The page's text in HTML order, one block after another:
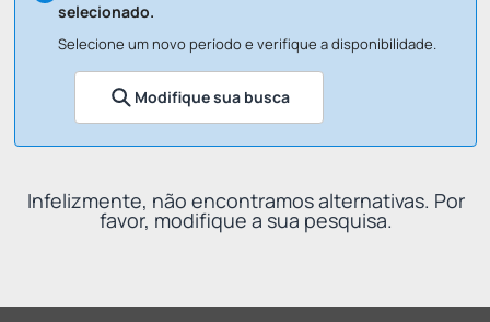
selecionado.
Selecione um novo período e verifique a disponibilidade.
Modifique sua busca
Infelizmente, não encontramos alternativas. Por
favor, modifique a sua pesquisa.